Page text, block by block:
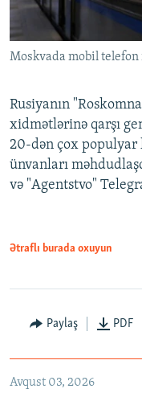
Moskvada mobil
Rusiyanın
xidmətlərinə qarşı
20-dən çox populyar
ünvanları
və "Agentstvo"
Ətraflı burada oxuyun
Paylaş PDF
Avqust 03, 2026